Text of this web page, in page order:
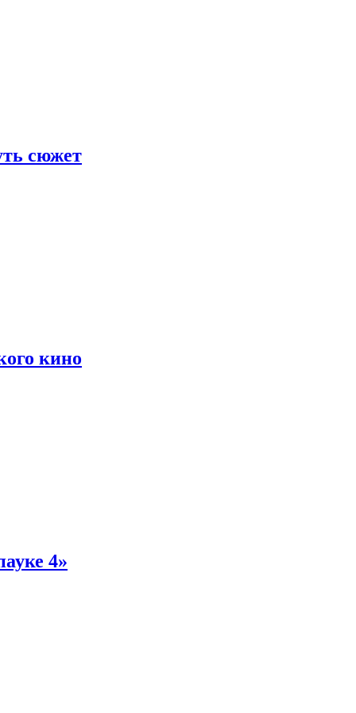
сюжет
кино
4»